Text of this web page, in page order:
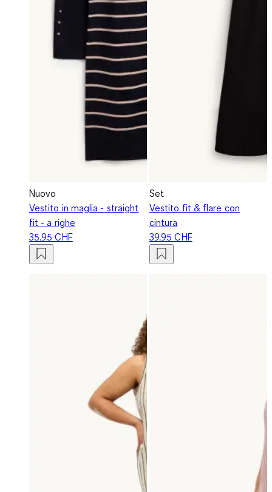
Nuovo
Vestito in maglia - straight
fit - a righe
35.95 CHF
Set
Vestito fit & flare con
cintura
39.95 CHF